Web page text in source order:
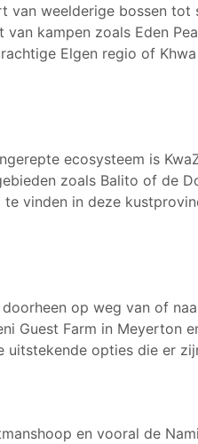
van weelderige bossen tot
kampen zoals Eden
Elgen regio of
ecosysteem is
zoals Balito of de
vinden in deze
op weg van of
Guest Farm in Meyerton
uitstekende opties die er
en vooral de